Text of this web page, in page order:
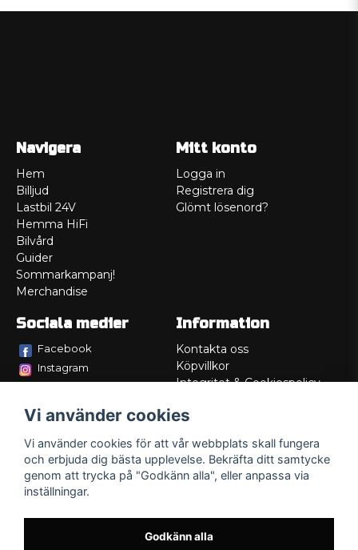
Navigera
Hem
Billjud
Lastbil 24V
Hemma HiFi
Bilvård
Guider
Sommarkampanj!
Merchandise
Mitt konto
Logga in
Registrera dig
Glömt lösenord?
Sociala medier
Facebook
Instagram
Information
Kontakta oss
Köpvillkor
Integritet & Cookiespolicy
Service/Garanti
Lådritning
Om oss
Vi använder cookies
Vi använder cookies för att vår webbplats skall fungera
och erbjuda dig bästa upplevelse. Bekräfta ditt samtycke
genom att trycka på "Godkänn alla", eller anpassa via
inställningar.
Godkänn alla